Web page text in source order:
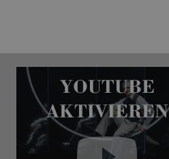
YOUTUBE
AKTIVIEREN